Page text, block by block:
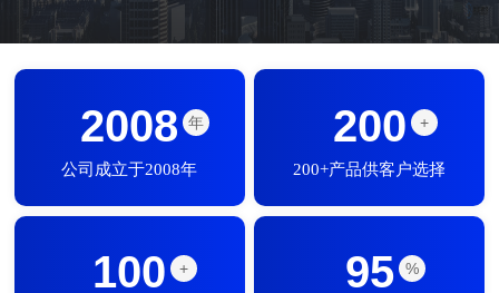
2008 年
公司成立于2008年
200 +
200+产品供客户选择
100 + 95 %